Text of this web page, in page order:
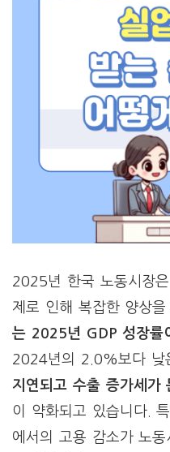
2025년 한국 노동시장
제로 인해 복잡한 양상
는 2025년 GDP 성장률
2024년의 2.0%보다 낮
지연되고 수출 증가세가
이 약화되고 있습니다.
에서의 고용 감소가 노